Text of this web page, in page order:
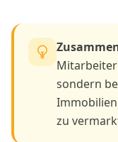
sondern
zu